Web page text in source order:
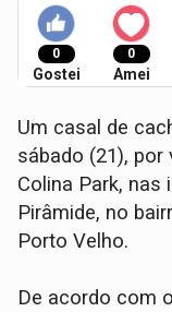
0
Gostei
0
Amei
Um casal de
sábado (21), por
Colina Park, nas
Pirâmide, no
Porto Velho.
De acordo com